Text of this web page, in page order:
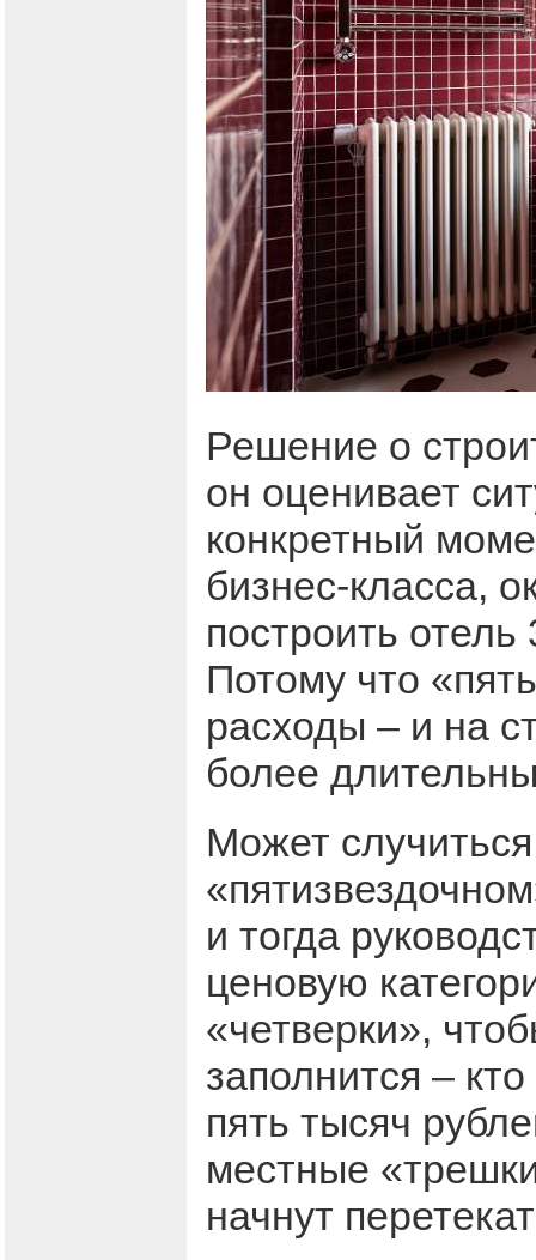
Решение о
он оценивает
конкретный
бизнес-класса,
построить
Потому что
расходы – и на
более
Может
и тогда
ценовую
«четверки»,
заполнится –
пять тысяч
местные
начнут